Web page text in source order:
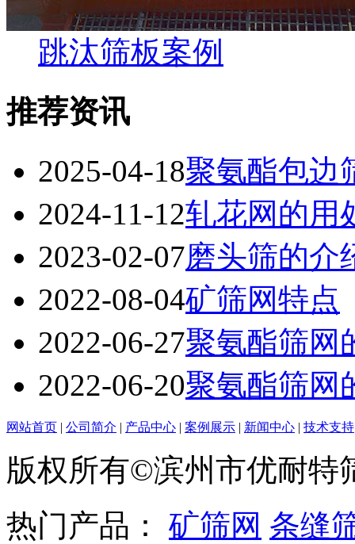
跳汰筛板案例
推荐资讯
2025-04-18聚氨酯包边
2024-11-12轧花网的用
2023-02-07磨头筛的介
2022-08-04矿筛网特点
2022-06-27聚氨酯筛网
2022-06-20聚氨酯筛网
网站首页 | 公司简介 | 产品中心 | 案例展示 | 新闻中心 | 技术支持
版权所有©滨州市优耐特
热门产品： 矿筛网 条缝